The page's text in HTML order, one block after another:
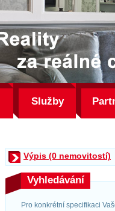
Služby
Výpis (0 nemovitostí)
Vyhledávání
Pro konkrétní specifikaci